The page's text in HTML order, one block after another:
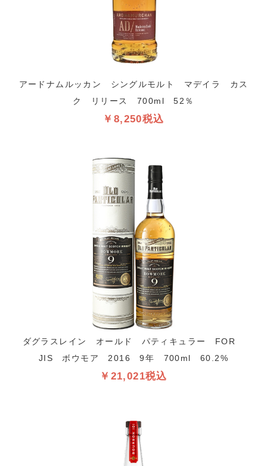
アードナムルッカン シングルモルト マデイラ カス
ク リリース 700ml 52％
￥8,250税込
ダグラスレイン オールド パティキュラー FOR
JIS ボウモア 2016 9年 700ml 60.2%
￥21,021税込